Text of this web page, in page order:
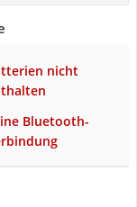
nicht
Bluetooth-